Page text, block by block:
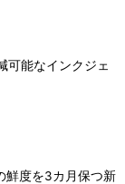
可能なインクジェ
鮮度を3カ月保つ新